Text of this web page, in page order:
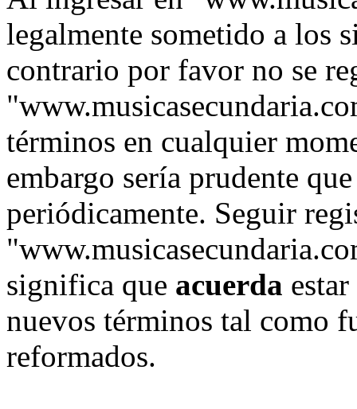
legalmente sometido a los
contrario por favor no se
términos en cualquier
embargo sería prudente
periódicamente. Seguir
significa que acuerda
nuevos términos tal como
reformados.